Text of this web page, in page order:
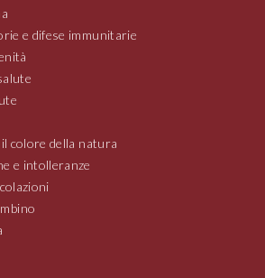
e difese immunitarie
colore della natura
e intolleranze